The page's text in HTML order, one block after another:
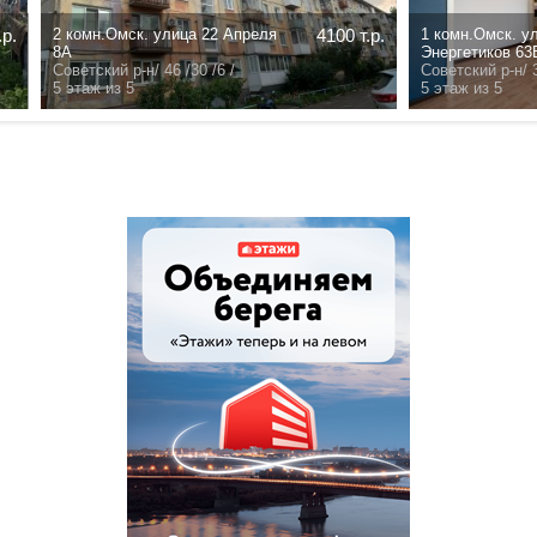
из
Договорная
.
/- /- /- /этаж из